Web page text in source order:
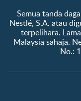
Semua tanda
Nestlé, S.A. atau
terpelihara.
Malaysia sahaja.
No.: